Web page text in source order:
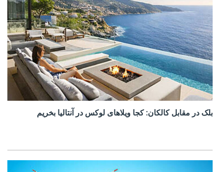
بلک در مقابل کالکان: کجا ویلاهای لوکس در آنتالیا بخریم